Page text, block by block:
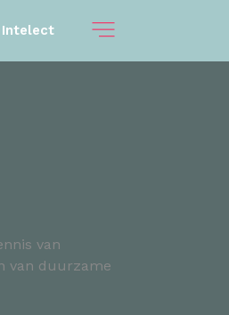
Intelect
van
van duurzame